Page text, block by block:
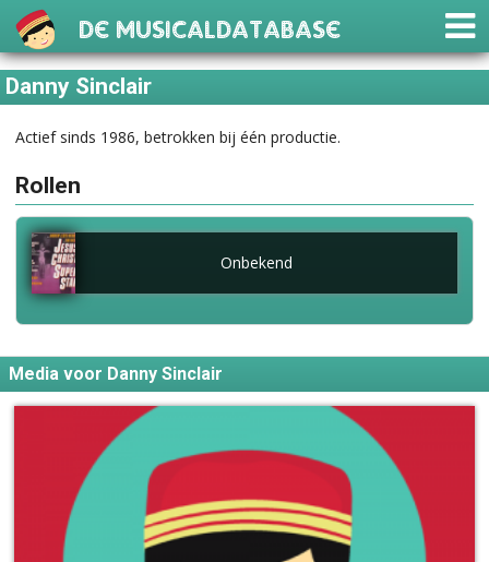
De Musicaldatabase
Danny Sinclair
Actief sinds 1986, betrokken bij één productie.
Rollen
Onbekend
Media voor Danny Sinclair